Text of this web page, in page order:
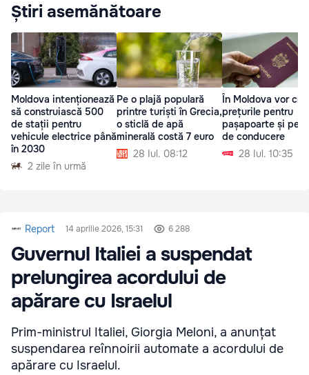
Știri asemănătoare
Moldova intenționează
să construiască 500
de stații pentru
vehicule electrice până
în 2030
2 zile în urmă
Pe o plajă populară
printre turiști în Grecia,
o sticlă de apă
minerală costă 7 euro
28 Iul. 08:12
În Moldova vor
prețurile pentru
pașapoarte și
de conducere
28 Iul. 10:35
Report 14 aprilie 2026, 15:31 6 288
Guvernul Italiei a suspendat
prelungirea acordului de
apărare cu Israelul
Prim-ministrul Italiei, Giorgia Meloni, a anunțat
suspendarea reînnoirii automate a acordului de
apărare cu Israelul.